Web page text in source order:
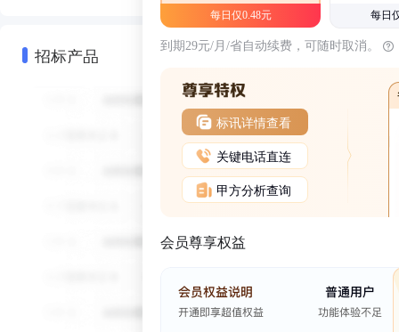
招标产品
每日仅0.48元 每日
到期29元/月/省自动续费，可随时取消。
标讯详情查看
关键电话直连
甲方分析查询
会员尊享权益